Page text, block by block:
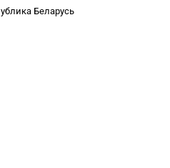
Беларусь